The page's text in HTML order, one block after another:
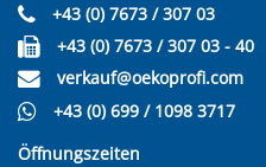
+43 (0) 7673 / 307 03
+43 (0) 7673 / 307 03 - 40
verkauf@oekoprofi.com
+43 (0) 699 / 1098 3717
Öffnungszeiten